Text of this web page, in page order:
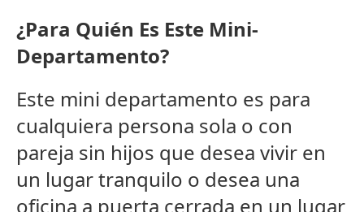
¿Para Quién Es Este Mini-
Departamento?
Este mini departamento es para
cualquiera persona sola o con
pareja sin hijos que desea vivir en
un lugar tranquilo o desea una
oficina a puerta cerrada en un lugar